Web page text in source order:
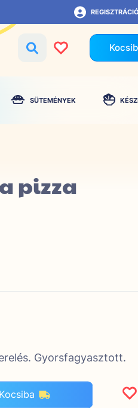
REGISZTRÁCIÓ
SÜTEMÉNYEK
pizza
Gyorsfagyasztott.
Kocsiba